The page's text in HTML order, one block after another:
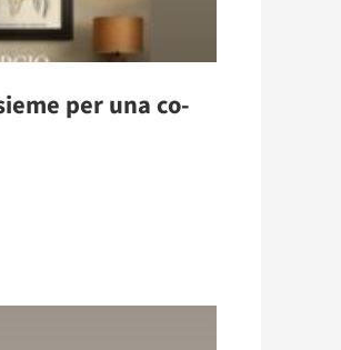
per una co-